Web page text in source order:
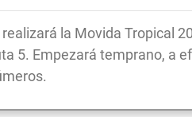
la Movida Tropical
5. Empezará temprano, a